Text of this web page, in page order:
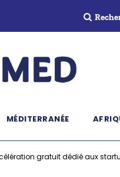
MÉDITERRANÉE
gratuit dédié aux